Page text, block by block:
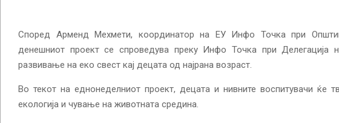
Според Арменд Мехмети, координатор на ЕУ Инфо Точка при
денешниот проект се спроведува преку Инфо Точка при Делегација
развивање на еко свест кај децата од најрана возраст.
Во текот на еднонеделниот проект, децата и нивните воспитувачи ќе
екологија и чување на животната средина.